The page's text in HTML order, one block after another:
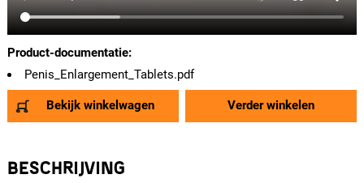
Product-documentatie:
Penis_Enlargement_Tablets.pdf
Bekijk winkelwagen Verder winkelen
BESCHRIJVING